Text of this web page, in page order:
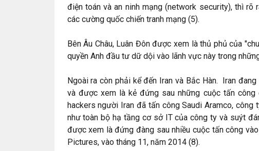
điện toán và an ninh mạng (network security), thì
các cường quốc chiến tranh mạng (5).
Bên Âu Châu, Luân Đôn được xem là thủ phủ của
quyền Anh đầu tư dữ dội vào lãnh vực này trong
Ngoài ra còn phải kể đến Iran và Bắc Hàn. Iran
và được xem là kẻ đứng sau những cuộc tấn
hackers người Iran đã tấn công Saudi Aramco, công
như toàn bộ hạ tầng cơ sở IT của công ty và suýt
được xem là đứng đàng sau nhiều cuộc tấn công
Pictures, vào tháng 11, năm 2014 (8).